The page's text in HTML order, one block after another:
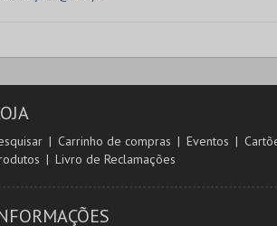
Carrinho de compras Eventos
Livro de Reclamações